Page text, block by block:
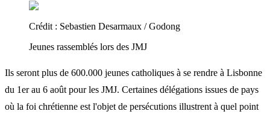
Crédit : Sebastien Desarmaux / Godong
Jeunes rassemblés lors des JMJ
Ils seront plus de 600.000 jeunes catholiques à se rendre à Lisbonne
du 1er au 6 août pour les JMJ. Certaines délégations issues de pays
où la foi chrétienne est l'objet de persécutions illustrent à quel point